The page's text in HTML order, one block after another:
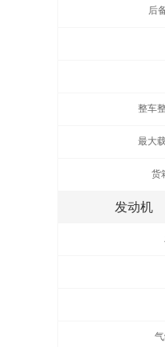
后
整车
最大
货
发动机